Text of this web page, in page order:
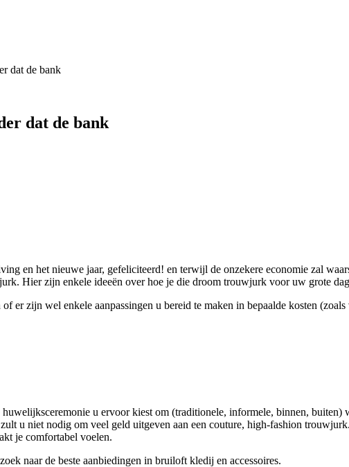
dat de bank
dat de bank
en het nieuwe jaar, gefeliciteerd! en terwijl de onzekere economie zal
Hier zijn enkele ideeën over hoe je die droom trouwjurk voor uw grote
er zijn wel enkele aanpassingen u bereid te maken in bepaalde kosten
u ervoor kiest om (traditionele, informele, binnen,
u niet nodig om veel geld uitgeven aan een couture, high-fashion
je comfortabel voelen.
naar de beste aanbiedingen in bruiloft kledij en accessoires.